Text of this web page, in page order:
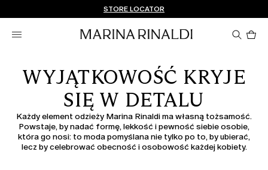
DARMOWA DOSTAWA I ZWROTY
Nie masz konta? ZAREJESTRUJ SIĘ TERAZ
STORE LOCATOR
WYJĄTKOWOŚĆ KRYJE
SIĘ W DETALU
Każdy element odzieży Marina Rinaldi ma własną tożsamość.
Powstaje, by nadać formę, lekkość i pewność siebie osobie,
która go nosi: to moda pomyślana nie tylko po to, by ubierać,
lecz by celebrować obecność i osobowość każdej kobiety.